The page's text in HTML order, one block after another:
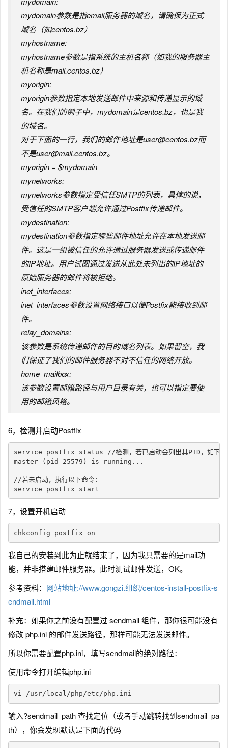
mydomain参数是指email服务器的域名，请确保为正式
域名（如centos.bz）
myhostname:
myhostname参数是指系统的主机名称（如我的服务器主
机名称是mail.centos.bz）
myorigin:
myorigin参数指定本地发送邮件中来源和传递显示的域
名。在我们的例子中，mydomain是centos.bz，也是我
的域名。
对于下面的一行，我们的邮件地址是user@centos.bz而
不是user@mail.centos.bz。
myorigin = $mydomain
mynetworks:
mynetworks参数指定受信任SMTP的列表，具体的说，
受信任的SMTP客户端允许通过Postfix传递邮件。
mydestination:
mydestination参数指定哪些邮件地址允许在本地发送邮
件。这是一组被信任的允许通过服务器发送或传递邮件
的IP地址。用户试图通过发送从此处未列出的IP地址的
原始服务器的邮件将被拒绝。
inet_interfaces:
inet_interfaces参数设置网络接口以便Postfix能接收到邮
件。
relay_domains:
该参数是系统传递邮件的目的域名列表。如果留空，我
们保证了我们的邮件服务器不对不信任的网络开放。
home_mailbox:
该参数设置邮箱路径与用户目录有关，也可以指定要使
用的邮箱风格。
6，检测并启动Postfix
service postfix status //检测，若已启动会列出其PID，如下：
master (pid 25579) is running...
//若未启动，执行以下命令：
7，设置开机启动
我自己的安装到此为止就结束了，因为我只需要的是mail功
能，并非搭建邮件服务器。此时测试邮件发送，OK。
参考资料： 网站地址://www.gongzi.组织/centos-install-postfix-s
endmail.html
补充：如果你之前没有配置过 sendmail 组件，那你很可能没有
修改 php.ini 的邮件发送路径，那样可能无法发送邮件。
所以你需要配置php.ini，填写sendmail的绝对路径：
使用命令打开编辑php.ini
vi /usr/local/php/etc/php.ini
输入?sendmail_path 查找定位（或者手动跳转找到sendmail_pa
th），你会发现默认是下面的代码